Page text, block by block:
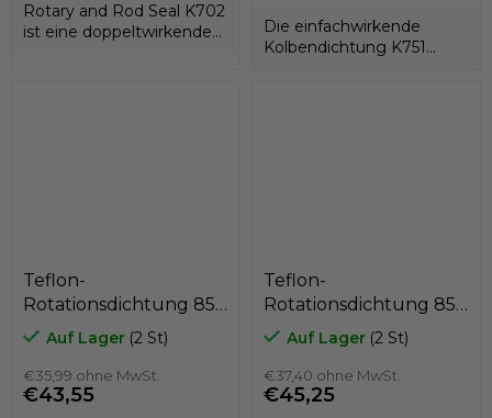
Rotary and Rod Seal K702
ist eine doppeltwirkende
Die einfachwirkende
Kolbendichtung K751
Teflon-
Rotationsdichtung 85
x 94,4 x 7,1
PTFE+C/Edelstahlfeder,
Kastas K701-085
Auf Lager (2 St)
€35,99 ohne MwSt.
€43,55
Teflon-
Rotationsdichtung 85
x 75,6 x 7,1
PTFE+C/Edelstahlfeder,
Kastas K751-085
Auf Lager (2 St)
€37,40 ohne MwSt.
€45,25